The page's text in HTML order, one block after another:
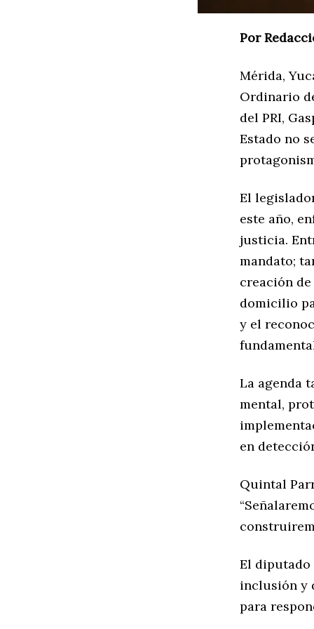
Por
Mérida,
Ordinario
del PRI,
Estado no
El
este año,
justicia.
mandato;
creación
domicilio
y el
La agenda
mental,
en
Quintal
El diputado
inclusión y
para